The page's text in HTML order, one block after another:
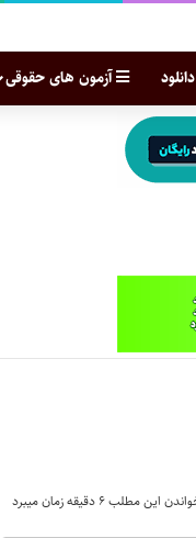
دانلود آزمون های حقوقی
این مطلب ۶ دقیقه زمان میبرد